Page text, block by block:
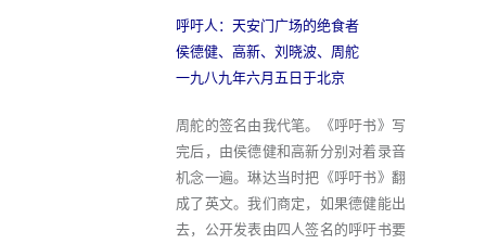
呼吁人：天安门广场的绝食者
侯德健、高新、刘晓波、周舵
一九八九年六月五日于北京
周舵的签名由我代笔。《呼吁书》写
完后，由侯德健和高新分别对着录音
机念一遍。琳达当时把《呼吁书》翻
成了英文。我们商定，如果德健能出
去，公开发表由四人签名的呼吁书要